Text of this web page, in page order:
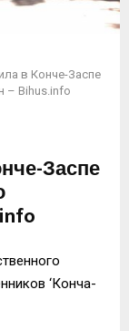
в Конче-Заспе
– Bihus.info
Заспе
‘Конча-